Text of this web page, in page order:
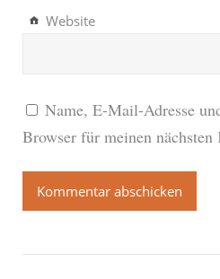
Website
Name, E-Mail-Adresse
Browser für meinen nächsten